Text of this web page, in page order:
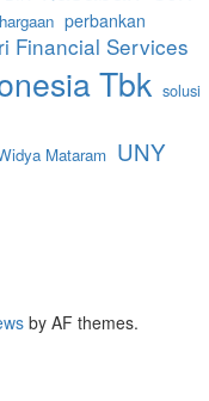
perbankan
Financial Services
Tbk solusi
Mataram UNY
by AF themes.